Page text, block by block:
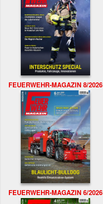
FEUERWEHR-MAGAZIN 8/2026
FEUERWEHR-MAGAZIN 6/2026